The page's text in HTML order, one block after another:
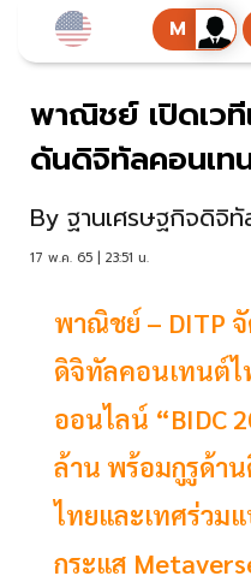
พาณิชย์ เปิดเวที
ดันดิจิทัลคอนเท
By ฐานเศรษฐกิจดิจิทั
17 พ.ค. 65 | 23:51 น.
พาณิชย์ – DITP
ดิจิทัลคอนเทนต์ไ
ออนไลน์ “BIDC
ล้าน พร้อมกูรูด้า
ไทยและเทศร่วม
กระแส